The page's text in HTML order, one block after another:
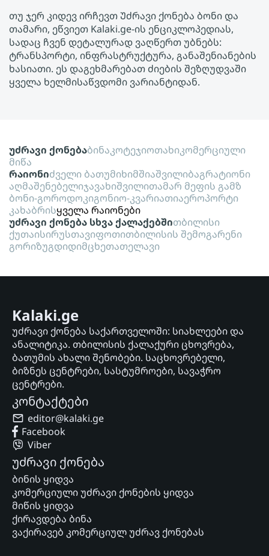
თუ ჯერ კიდევ ირჩევთ Უძრავი ქონება ბონი და
თამარი, ეწვიეთ Kalaki.ge-ის ენციკლოპედიას,
სადაც ჩვენ დეტალურად ვაღწერთ უბნებს:
ტრანსპორტი, ინფრასტრუქტურა, განაშენიანების
ხასიათი. ეს დაგეხმარებათ ძიების შეზღუდვაში
ყველა ხელმისაწვდომი ვარიანტიდან.
უძრავი ქონებაბინაკოტეჯიოთახიკომერციული
მიწა
რაიონიძველი ბათუმიხიმშიაშვილიბაგრატიონი
აღმაშენებელიჯავახიშვილითამარ მეფის გამზ
ბონი-გოროდოკიგონიო-კვარიათიაეროპორტი
კახაბრისყველა რაიონები
უძრავი ქონება სხვა ქალაქებშითბილისი
ქუთაისირუსთავიფოთითბილისის შემოგარენი
გორიზუგდიდიმცხეთათელავი
Kalaki.ge
უძრავი ქონება საქართველოში: სიახლეები და
ანალიტიკა. თბილისის ქალაქური ცხოვრება,
ბათუმის ახალი შენობები. საცხოვრებელი,
ბიზნეს ცენტრები, სასტუმროები, სავაჭრო
ცენტრები.
კონტაქტები
editor@kalaki.ge
Facebook
Viber
უძრავი ქონება
ბინის ყიდვა
კომერციული უძრავი ქონების ყიდვა
მიწის ყიდვა
ქირავდება ბინა
ვაქირავებ კომერციულ უძრავ ქონებას